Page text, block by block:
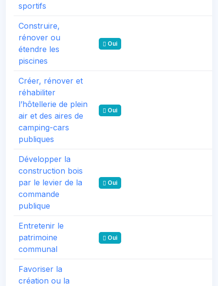
sportifs
Construire,
rénover ou
étendre les
piscines
Oui
Créer, rénover et
réhabiliter
l’hôtellerie de plein
air et des aires de
camping-cars
publiques
Oui
Développer la
construction bois
par le levier de la
commande
publique
Oui
Entretenir le
patrimoine
communal
Oui
Favoriser la
création ou la